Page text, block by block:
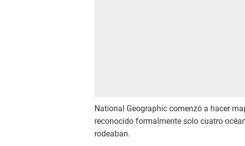
National Geographic comenzó a hacer
reconocido formalmente solo cuatro
rodeaban.